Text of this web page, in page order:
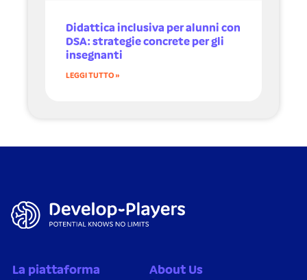
Didattica inclusiva per alunni con
DSA: strategie concrete per gli
insegnanti
LEGGI TUTTO »
La piattaforma About Us